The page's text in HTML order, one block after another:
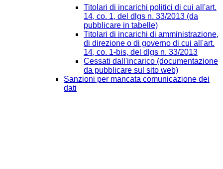
Titolari di incarichi politici di cui all'art.
14, co. 1, del dlgs n. 33/2013 (da
pubblicare in tabelle)
Titolari di incarichi di amministrazione,
di direzione o di governo di cui all'art.
14, co. 1-bis, del dlgs n. 33/2013
Cessati dall'incarico (documentazione
da pubblicare sul sito web)
Sanzioni per mancata comunicazione dei
dati